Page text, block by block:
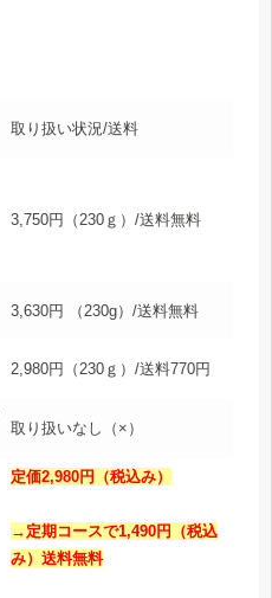
取り扱い状況/送料
3,750円（230ｇ）/送料無料
3,630円 （230g）/送料無料
2,980円（230ｇ）/送料770円
取り扱いなし（×）
定価2,980円（税込み）
→定期コースで1,490円（税込
み）送料無料